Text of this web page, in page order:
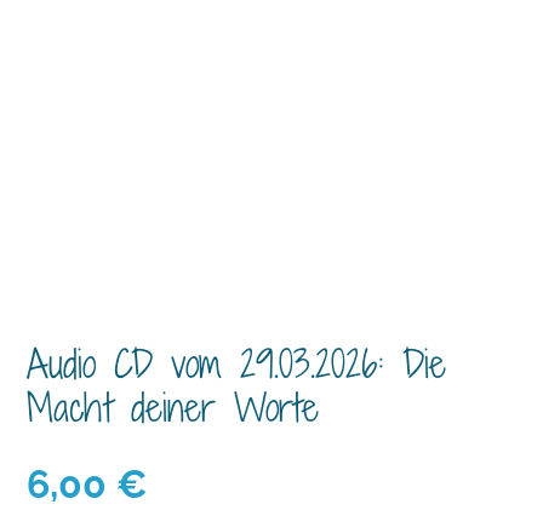
Audio CD vom 29.03.2026: Die
Macht deiner Worte
6,00 €